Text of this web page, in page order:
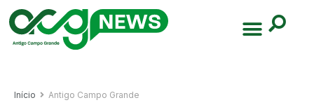
Início Antigo Campo Grande